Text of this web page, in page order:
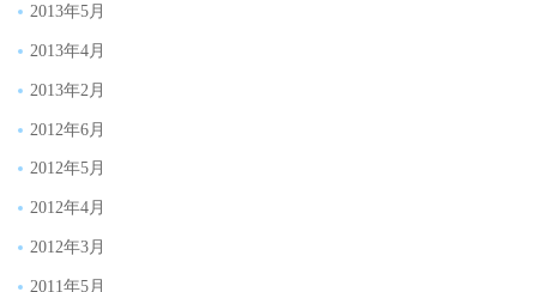
2013年5月
2013年4月
2013年2月
2012年6月
2012年5月
2012年4月
2012年3月
2011年5月